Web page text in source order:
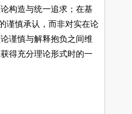
构造与统一追求；在基
谨慎承认，而非对实在论
谨慎与解释抱负之间维
得充分理论形式时的一